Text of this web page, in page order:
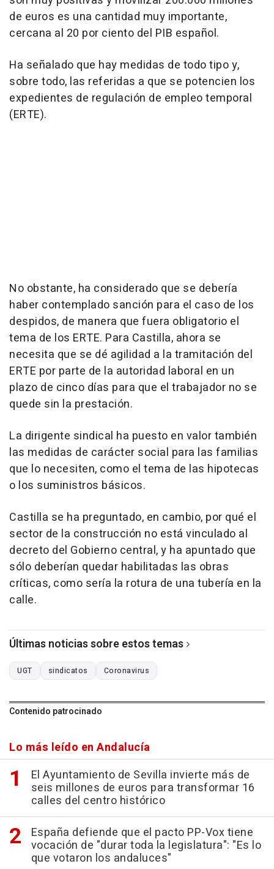
de euros es una cantidad muy importante,
cercana al 20 por ciento del PIB español.
Ha señalado que hay medidas de todo tipo y,
sobre todo, las referidas a que se potencien los
expedientes de regulación de empleo temporal
(ERTE).
No obstante, ha considerado que se debería
haber contemplado sanción para el caso de los
despidos, de manera que fuera obligatorio el
tema de los ERTE. Para Castilla, ahora se
necesita que se dé agilidad a la tramitación del
ERTE por parte de la autoridad laboral en un
plazo de cinco días para que el trabajador no se
quede sin la prestación.
La dirigente sindical ha puesto en valor también
las medidas de carácter social para las familias
que lo necesiten, como el tema de las hipotecas
o los suministros básicos.
Castilla se ha preguntado, en cambio, por qué el
sector de la construcción no está vinculado al
decreto del Gobierno central, y ha apuntado que
sólo deberían quedar habilitadas las obras
críticas, como sería la rotura de una tubería en la
calle.
Últimas noticias sobre estos temas
UGT sindicatos Coronavirus
Contenido patrocinado
Lo más leído en Andalucía
El Ayuntamiento de Sevilla invierte más de
seis millones de euros para transformar 16
calles del centro histórico
España defiende que el pacto PP-Vox tiene
vocación de "durar toda la legislatura": "Es lo
que votaron los andaluces"